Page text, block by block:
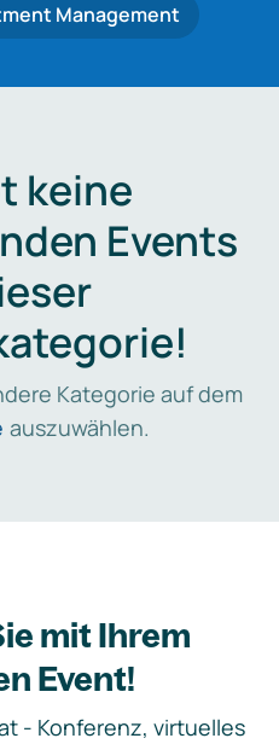
Management
keine
Events
Kategorie auf dem
auszuwählen.
mit Ihrem
Event!
- Konferenz, virtuelles